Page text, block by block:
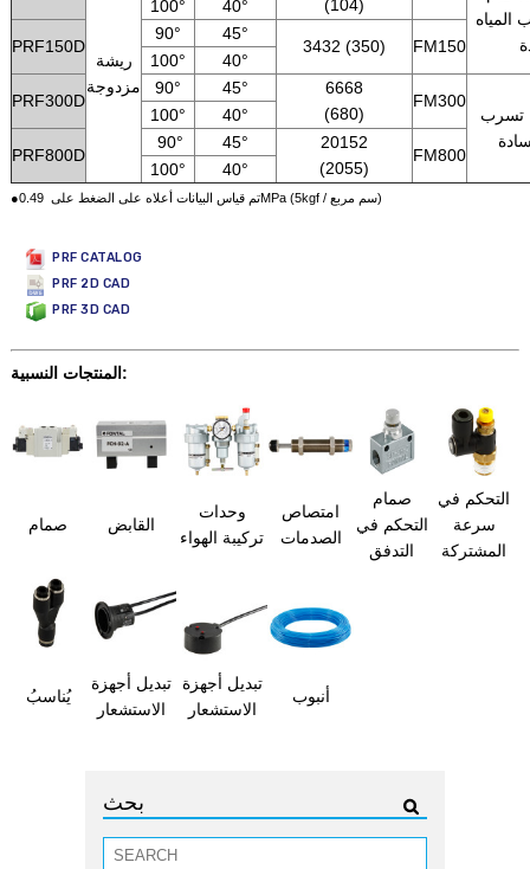
ريشة
مزدوجة
(104)
المياه
100° 40°
PRF150D
90° 45°
3432 (350) FM150
100° 40°
PRF300D
90° 45°
6668
(680)
FM300
تسرب
100° 40°
PRF800D
90° 45°
20152
(2055)
FM800
100° 40°
●تم قياس البيانات أعلاه على الضغط على 0.49MPa (5kgf / سم مربع)
PRF CATALOG
PRF 2D CAD
PRF 3D CAD
المنتجات النسبية:
صمام القابض
وحدات
تركيبة الهواء
امتصاص
الصدمات
صمام
التحكم في
التدفق
التحكم في
سرعة
المشتركة
يُناسبُ
تبديل أجهزة
الاستشعار
تبديل أجهزة
الاستشعار
أنبوب
بحث